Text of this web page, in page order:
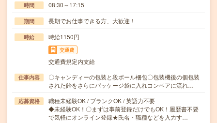
時間 08:30～17:15
期間 長期でお仕事できる方、大歓迎！
時給 時給1150円
交通費
交通費規定内支給
仕事内容
〇キャンディーの包装と段ボール梱包〇包装機後の個包装
された飴をさらにパッケージ袋に入れコンベアに流れ…
応募資格
職種未経験OK / ブランクOK / 英語力不要
◆未経験OK！〇まずは事前登録だけでもOK！履歴書不要
で気軽にオンライン登録★氏名・職種などを入力す…